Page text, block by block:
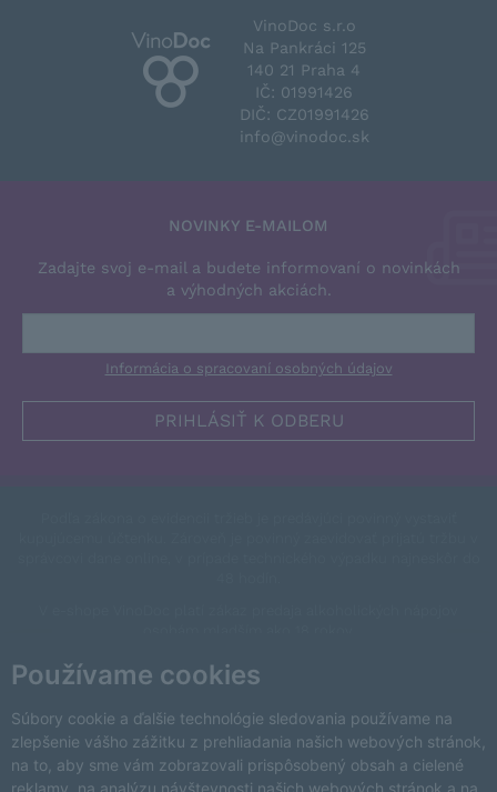
Používame cookies
Súbory cookie a ďalšie technológie sledovania používame na
zlepšenie vášho zážitku z prehliadania našich webových stránok,
na to, aby sme vám zobrazovali prispôsobený obsah a cielené
reklamy, na analýzu návštevnosti našich webových stránok a na
VinoDoc s.r.o
Na Pankráci 125
140 21 Praha 4
IČ: 01991426
DIČ: CZ01991426
info@vinodoc.sk
NOVINKY E-MAILOM
Zadajte svoj e-mail a budete informovaní o novinkách
a výhodných akciách.
Informácia o spracovaní osobných údajov
This site is protected by reCAPTCHA and the Google
andTerms of Service
Zmeniť nastavenia cookies